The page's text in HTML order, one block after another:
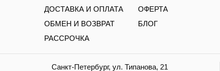
ДОСТАВКА И ОПЛАТА
ОБМЕН И ВОЗВРАТ
РАССРОЧКА
ОФЕРТА
БЛОГ
Санкт-Петербург, ул. Типанова, 21